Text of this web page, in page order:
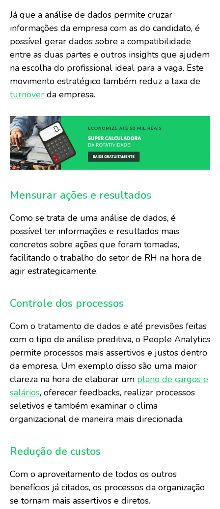
Já que a análise de dados permite cruzar
informações da empresa com as do candidato, é
possível gerar dados sobre a compatibilidade
entre as duas partes e outros insights que ajudem
na escolha do profissional ideal para a vaga. Este
movimento estratégico também reduz a taxa de
turnover da empresa.
Mensurar ações e resultados
Como se trata de uma análise de dados, é
possível ter informações e resultados mais
concretos sobre ações que foram tomadas,
facilitando o trabalho do setor de RH na hora de
agir estrategicamente.
Controle dos processos
Com o tratamento de dados e até previsões feitas
com o tipo de análise preditiva, o People Analytics
permite processos mais assertivos e justos dentro
da empresa. Um exemplo disso são uma maior
clareza na hora de elaborar um plano de cargos e
salários, oferecer feedbacks, realizar processos
seletivos e também examinar o clima
organizacional de maneira mais direcionada.
Redução de custos
Com o aproveitamento de todos os outros
benefícios já citados, os processos da organização
se tornam mais assertivos e diretos.